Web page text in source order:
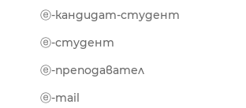
ⓔ-кандидат-студент
ⓔ-студент
ⓔ-преподавател
ⓔ-mail